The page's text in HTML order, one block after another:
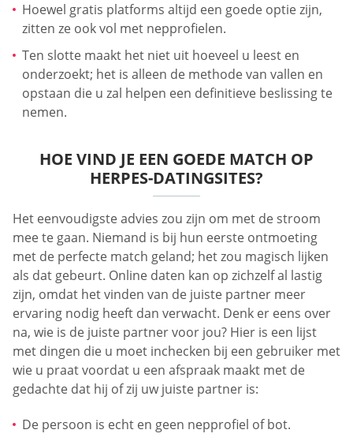
Hoewel gratis platforms altijd een goede optie zijn,
zitten ze ook vol met nepprofielen.
Ten slotte maakt het niet uit hoeveel u leest en
onderzoekt; het is alleen de methode van vallen en
opstaan die u zal helpen een definitieve beslissing te
nemen.
HOE VIND JE EEN GOEDE MATCH OP
HERPES-DATINGSITES?
Het eenvoudigste advies zou zijn om met de stroom
mee te gaan. Niemand is bij hun eerste ontmoeting
met de perfecte match geland; het zou magisch lijken
als dat gebeurt. Online daten kan op zichzelf al lastig
zijn, omdat het vinden van de juiste partner meer
ervaring nodig heeft dan verwacht. Denk er eens over
na, wie is de juiste partner voor jou? Hier is een lijst
met dingen die u moet inchecken bij een gebruiker met
wie u praat voordat u een afspraak maakt met de
gedachte dat hij of zij uw juiste partner is:
De persoon is echt en geen nepprofiel of bot.